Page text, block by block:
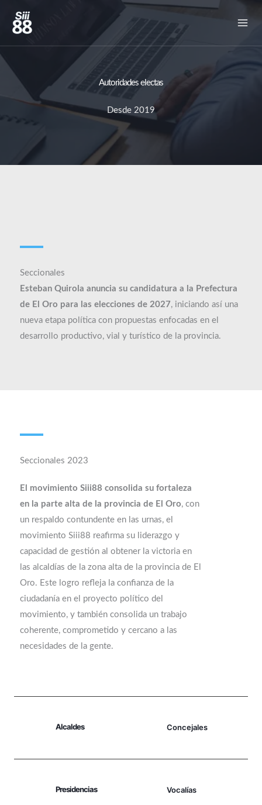
Autoridades electas
Desde 2019
Seccionales
Esteban Quirola anuncia su candidatura a la Prefectura
de El Oro para las elecciones de 2027, iniciando así una
nueva etapa política con propuestas enfocadas en el
desarrollo productivo, vial y turístico de la provincia.
Seccionales 2023​
El movimiento Siii88 consolida su fortaleza
en la parte alta de la provincia de El Oro, con
un respaldo contundente en las urnas, el
movimiento Siii88 reafirma su liderazgo y
capacidad de gestión al obtener la victoria en
las alcaldías de la zona alta de la provincia de El
Oro. Este logro refleja la confianza de la
ciudadanía en el proyecto político del
movimiento, y también consolida un trabajo
coherente, comprometido y cercano a las
necesidades de la gente.
Alcaldes Concejales
Presidencias Vocalías